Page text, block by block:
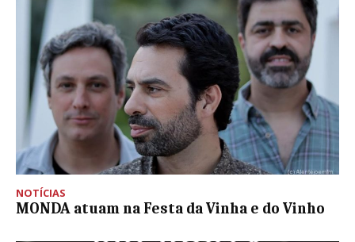
NOTÍCIAS
MONDA atuam na Festa da Vinha e do Vinho